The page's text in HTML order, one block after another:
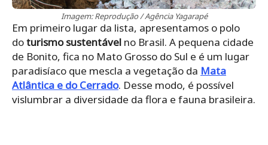
Imagem: Reprodução / Agência Yagarapé
Em primeiro lugar da lista, apresentamos o polo
doturismo sustentável no Brasil. A pequena cidade
de Bonito, fica no Mato Grosso do Sul e é um lugar
paradisíaco que mescla a vegetação da Mata
Atlântica e do Cerrado. Desse modo, é possível
vislumbrar a diversidade da flora e fauna brasileira.